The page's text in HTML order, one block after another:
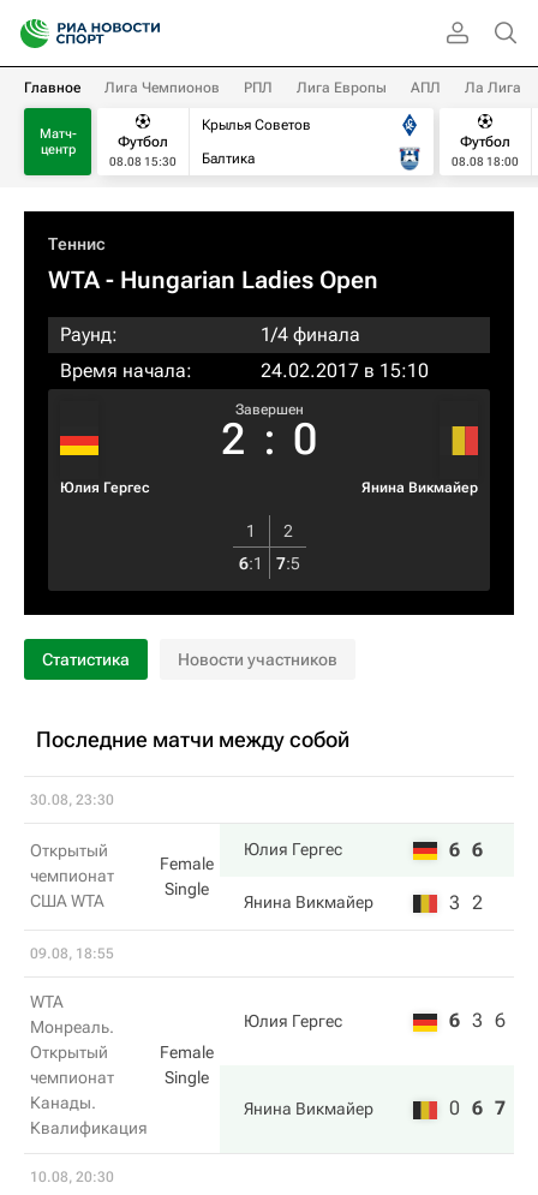
Главное Лига Чемпионов РПЛ Лига Европы АПЛ Ла Лига
Матч-
центр
Футбол
08.08 15:30
Крылья Советов
Балтика
Футбол
08.08 18:00
Теннис
WTA- Hungarian Ladies Open
Раунд:
1/4 финала
Время начала:
24.02.2017 в 15:10
Юлия Гергес
Завершен
2 : 0
Янина Викмайер
1
2
6:1 7:5
Статистика Новости участников
Последние матчи между собой
30.08, 23:30
Открытый
чемпионат
США WTA
Female
Single
Юлия Гергес 6 6
Янина Викмайер 3 2
09.08, 18:55
WTA
Монреаль.
Открытый
чемпионат
Канады.
Квалификация
Female
Single
Юлия Гергес 6 3 6
Янина Викмайер 0 6 7
10.08, 20:30